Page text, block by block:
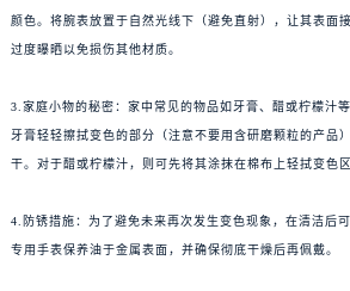
颜色。将腕表放置于自然光线下（避免直射），让其表面
过度曝晒以免损伤其他材质。
3.家庭小物的秘密：家中常见的物品如牙膏、醋或柠檬汁
牙膏轻轻擦拭变色的部分（注意不要用含研磨颗粒的产品
干。对于醋或柠檬汁，则可先将其涂抹在棉布上轻拭变色
4.防锈措施：为了避免未来再次发生变色现象，在清洁后
专用手表保养油于金属表面，并确保彻底干燥后再佩戴。